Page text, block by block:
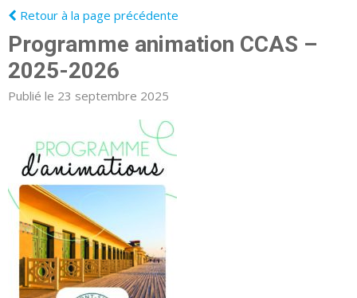
Retour à la page précédente
Programme animation CCAS –
2025-2026
Publié le 23 septembre 2025